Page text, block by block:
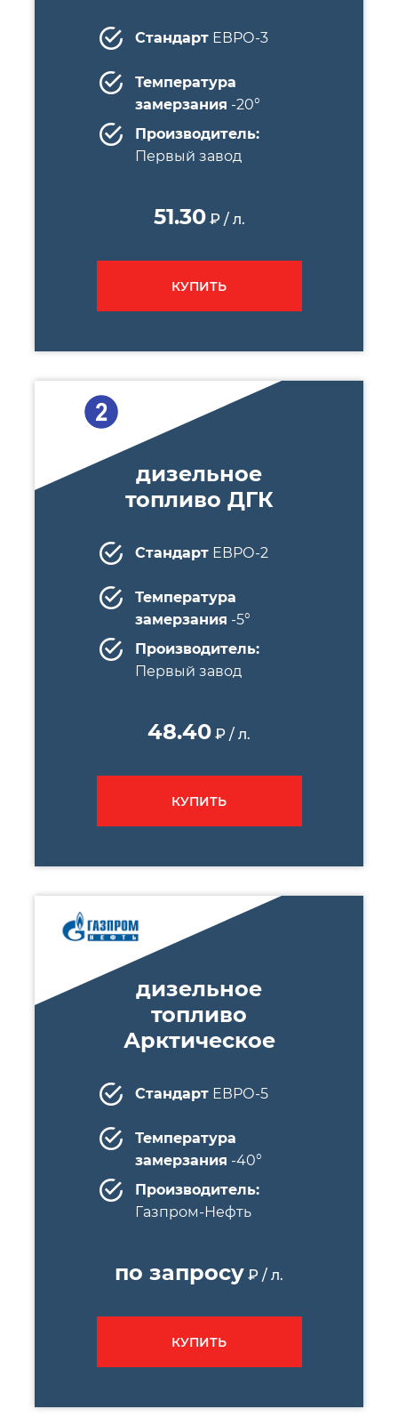
СтандартЕВРО-3
Температура
замерзания -20°
Производитель:
Первый завод
51.30 ₽ / л.
КУПИТЬ
дизельное
топливо ДГК
СтандартЕВРО-2
Температура
замерзания -5°
Производитель:
Первый завод
48.40 ₽ / л.
КУПИТЬ
дизельное
топливо
Арктическое
СтандартЕВРО-5
Температура
замерзания -40°
Производитель:
Газпром-Нефть
по запросу ₽ / л.
КУПИТЬ